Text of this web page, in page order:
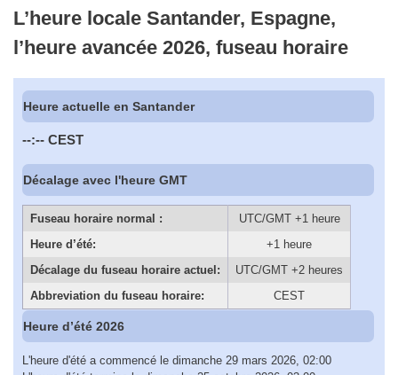
L’heure locale Santander, Espagne,
l’heure avancée 2026, fuseau horaire
Heure actuelle en Santander
--:-- CEST
Décalage avec l'heure GMT
Fuseau horaire normal :
UTC/GMT +1 heure
Heure d’été:
+1 heure
Décalage du fuseau horaire actuel:
UTC/GMT +2 heures
Abbreviation du fuseau horaire:
CEST
Heure d’été 2026
L'heure d'été a commencé le dimanche 29 mars 2026, 02:00